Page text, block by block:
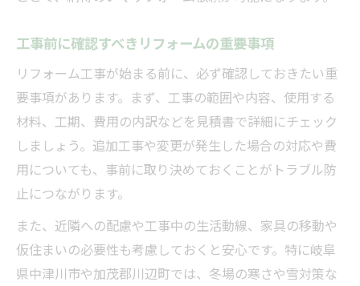
工事前に確認すべきリフォームの重要事項
リフォーム工事が始まる前に、必ず確認しておきたい重
要事項があります。まず、工事の範囲や内容、使用する
材料、工期、費用の内訳などを見積書で詳細にチェック
しましょう。追加工事や変更が発生した場合の対応や費
用についても、事前に取り決めておくことがトラブル防
止につながります。
また、近隣への配慮や工事中の生活動線、家具の移動や
仮住まいの必要性も考慮しておくと安心です。特に岐阜
県中津川市や加茂郡川辺町では、冬場の寒さや雪対策な